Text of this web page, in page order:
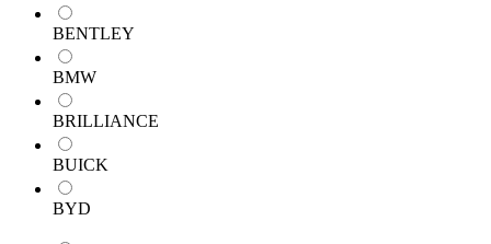
BENTLEY
BMW
BRILLIANCE
BUICK
BYD